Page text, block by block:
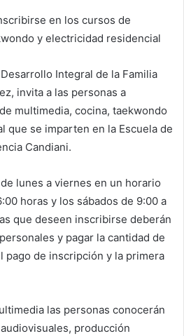
en los cursos de
y electricidad residencial
Integral de la Familia
invita a las personas a
multimedia, cocina, taekwondo
que se imparten en la Escuela de
Candiani.
lunes a viernes en un horario
horas y los sábados de 9:00 a
que deseen inscribirse deberán
y pagar la cantidad de
pago de inscripción y la primera
las personas conocerán
producción